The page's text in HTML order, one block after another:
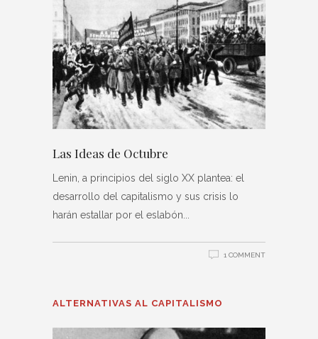
Las Ideas de Octubre
Lenin, a principios del siglo XX plantea: el
desarrollo del capitalismo y sus crisis lo
harán estallar por el eslabón
1 COMMENT
ALTERNATIVAS AL CAPITALISMO